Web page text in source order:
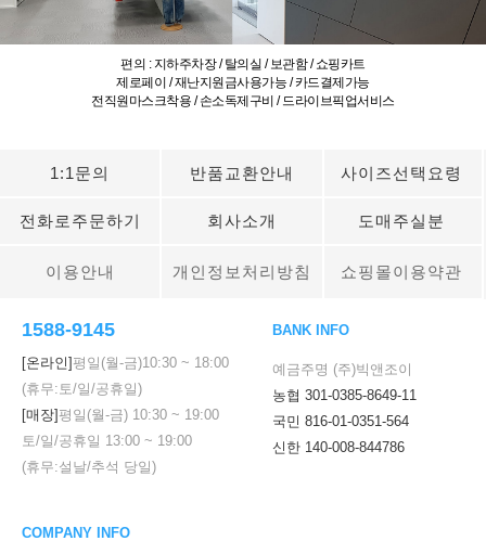
편의 : 지하주차장 / 탈의실 / 보관함 / 쇼핑카트
제로페이 / 재난지원금사용가능 / 카드결제가능
전직원마스크착용 / 손소독제구비 / 드라이브픽업서비스
1:1문의 반품교환안내 사이즈선택요령
전화로주문하기 회사소개 도매주실분
이용안내 개인정보처리방침 쇼핑몰이용약관
1588-9145
[온라인]평일(월-금)10:30 ~ 18:00
(휴무:토/일/공휴일)
[매장]평일(월-금) 10:30 ~ 19:00
토/일/공휴일 13:00 ~ 19:00
(휴무:설날/추석 당일)
BANK INFO
예금주명 (주)빅앤조이
농협 301-0385-8649-11
국민 816-01-0351-564
신한 140-008-844786
COMPANY INFO